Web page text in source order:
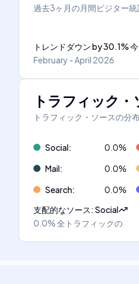
過去3ヶ月の月間ビジター統
トレンドダウンby30.1%
February - April 2026
トラフィック・
トラフィック・ソースの分
Social: 0.0%
Mail: 0.0%
Search: 0.0%
支配的なソース:Social
0.0%全トラフィックの